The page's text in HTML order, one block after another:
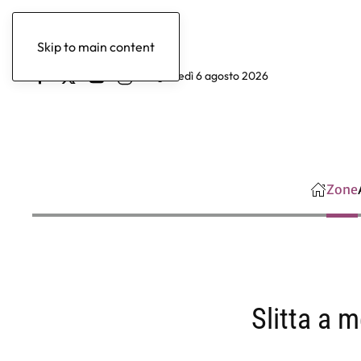
Skip to main content
giovedì 6 agosto 2026
Zone
Slitta a